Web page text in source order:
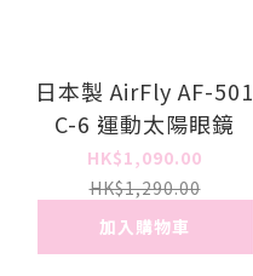
日本製 AirFly AF-501
C-6 運動太陽眼鏡
HK$1,090.00
HK$1,290.00
加入購物車